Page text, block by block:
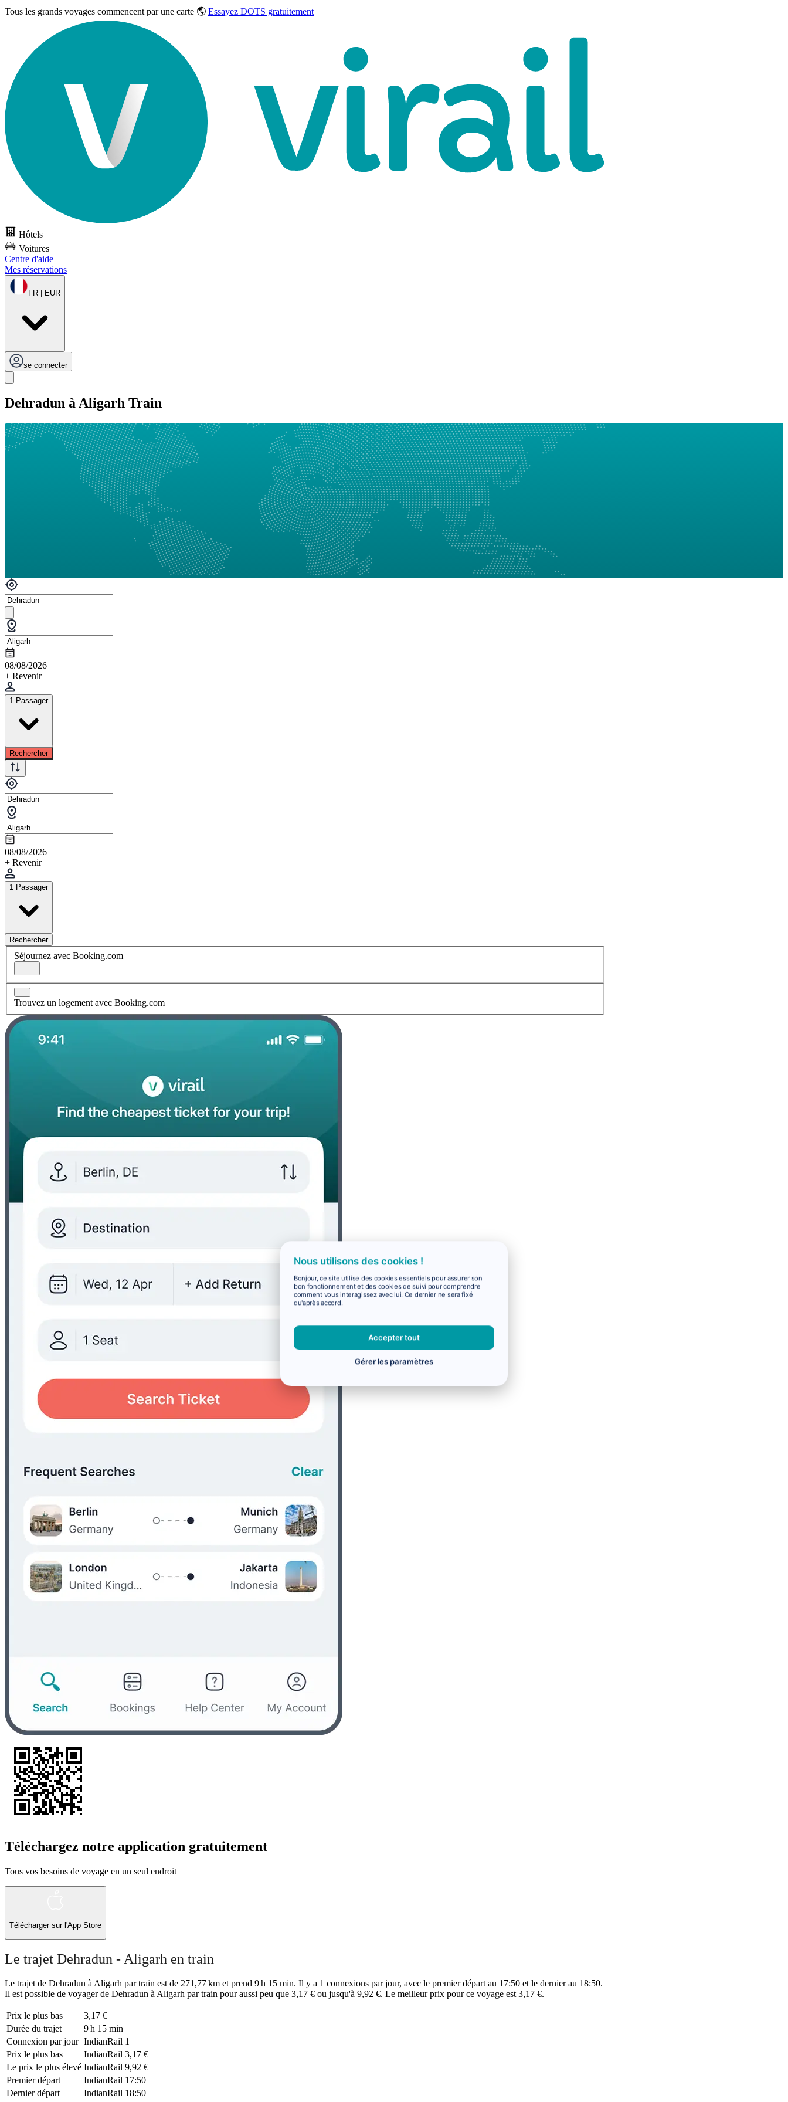
Tous les grands voyages commencent par une carte 🌎 Essayez DOTS gratuitement
Hôtels
Voitures
Centre d'aide
Mes réservations
FR | EUR
se connecter
Dehradun à Aligarh Train
08/08/2026
+ Revenir
1 Passager
Rechercher
08/08/2026
+ Revenir
1 Passager
Rechercher
Séjournez avec Booking.com
Trouvez un logement avec Booking.com
Téléchargez notre application gratuitement
Tous vos besoins de voyage en un seul endroit
Télécharger sur l'App Store
Le trajet Dehradun - Aligarh en train
Le trajet de Dehradun à Aligarh par train est de 271,77 km et prend 9 h 15 min. Il y a 1 connexions par jour, avec le premier départ au 17:50 et le dernier au 18:50.
Il est possible de voyager de Dehradun à Aligarh par train pour aussi peu que 3,17 € ou jusqu'à 9,92 €. Le meilleur prix pour ce voyage est 3,17 €.
Prix ​​le plus bas
3,17 €
Durée du trajet
9 h 15 min
Connexion par jour IndianRail 1
Prix ​​le plus bas
IndianRail 3,17 €
Le prix le plus élevé IndianRail 9,92 €
Premier départ
IndianRail 17:50
Dernier départ
IndianRail 18:50
Nous utilisons des cookies !
Bonjour, ce site utilise des cookies essentiels pour assurer son
bon fonctionnement et des cookies de suivi pour comprendre
comment vous interagissez avec lui. Ce dernier ne sera fixé
qu'après accord.
Accepter tout
Gérer les paramètres